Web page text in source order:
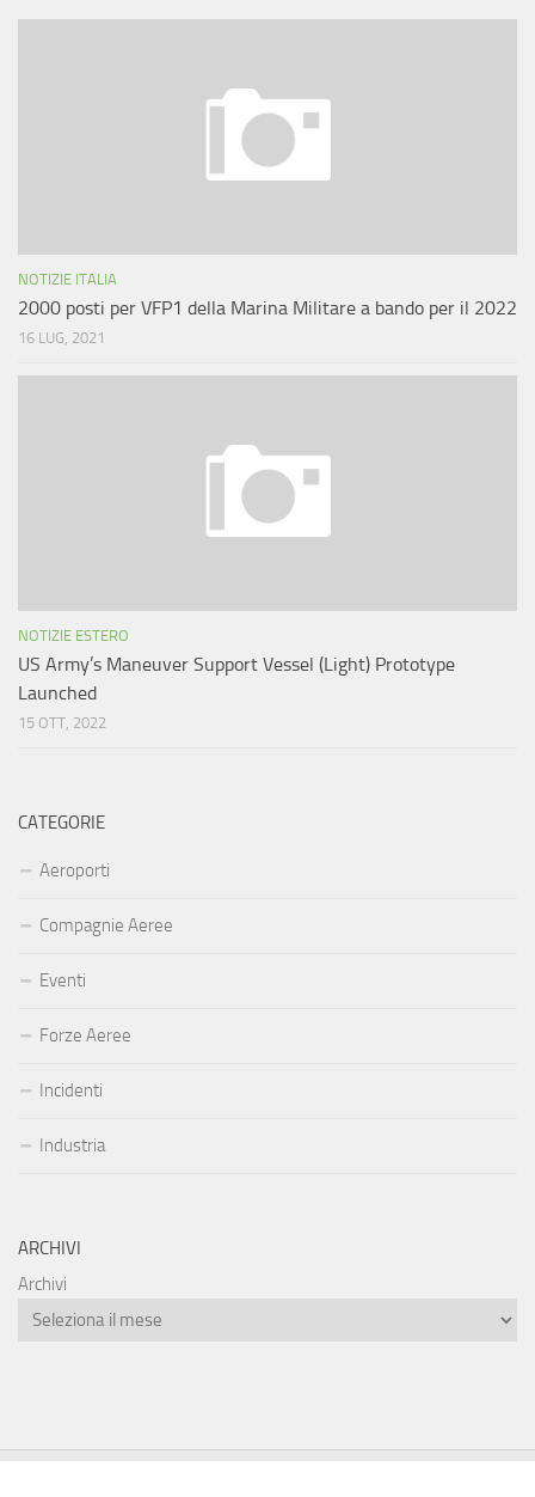
NOTIZIE ITALIA
2000 posti per VFP1 della Marina Militare a bando per il 2022
16 LUG, 2021
NOTIZIE ESTERO
US Army’s Maneuver Support Vessel (Light) Prototype
Launched
15 OTT, 2022
CATEGORIE
Aeroporti
Compagnie Aeree
Eventi
Forze Aeree
Incidenti
Industria
ARCHIVI
Archivi